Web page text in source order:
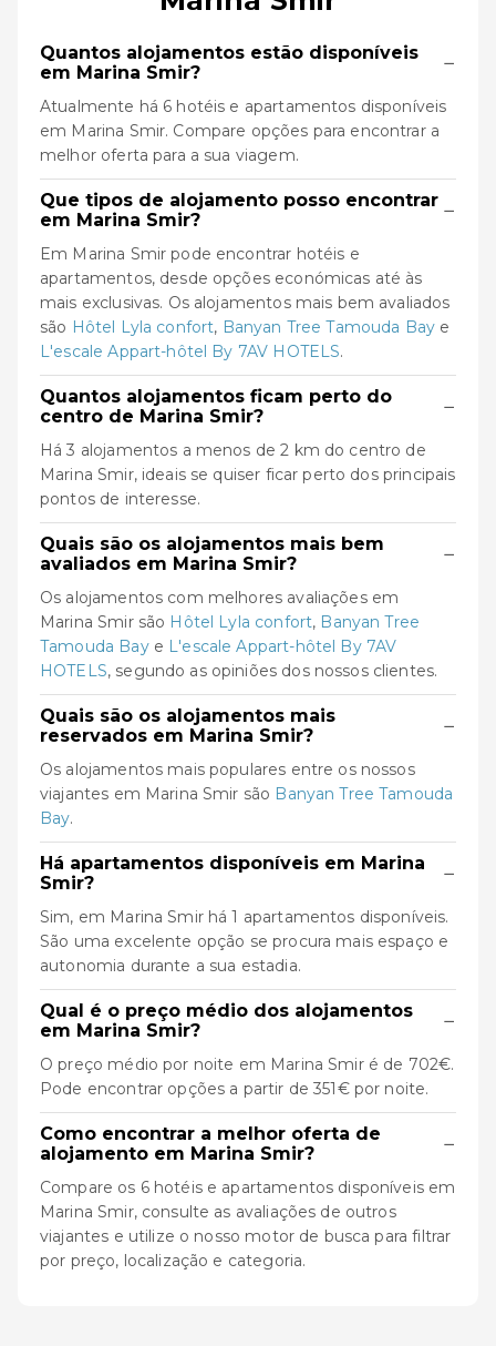
Quantos alojamentos estão disponíveis
em Marina Smir?
−
Atualmente há 6 hotéis e apartamentos disponíveis
em Marina Smir. Compare opções para encontrar a
melhor oferta para a sua viagem.
Que tipos de alojamento posso encontrar
em Marina Smir?
−
Em Marina Smir pode encontrar hotéis e
apartamentos, desde opções económicas até às
mais exclusivas. Os alojamentos mais bem avaliados
são Hôtel Lyla confort, Banyan Tree Tamouda Bay e
L'escale Appart-hôtel By 7AV HOTELS.
Quantos alojamentos ficam perto do
centro de Marina Smir?
−
Há 3 alojamentos a menos de 2 km do centro de
Marina Smir, ideais se quiser ficar perto dos principais
pontos de interesse.
Quais são os alojamentos mais bem
avaliados em Marina Smir?
−
Os alojamentos com melhores avaliações em
Marina Smir são Hôtel Lyla confort, Banyan Tree
Tamouda Baye L'escale Appart-hôtel By 7AV
HOTELS, segundo as opiniões dos nossos clientes.
Quais são os alojamentos mais
reservados em Marina Smir?
−
Os alojamentos mais populares entre os nossos
viajantes em Marina Smir são Banyan Tree Tamouda
Bay.
Há apartamentos disponíveis em Marina
Smir?
−
Sim, em Marina Smir há 1 apartamentos disponíveis.
São uma excelente opção se procura mais espaço e
autonomia durante a sua estadia.
Qual é o preço médio dos alojamentos
em Marina Smir?
−
O preço médio por noite em Marina Smir é de 702€.
Pode encontrar opções a partir de 351€ por noite.
Como encontrar a melhor oferta de
alojamento em Marina Smir?
−
Compare os 6 hotéis e apartamentos disponíveis em
Marina Smir, consulte as avaliações de outros
viajantes e utilize o nosso motor de busca para filtrar
por preço, localização e categoria.